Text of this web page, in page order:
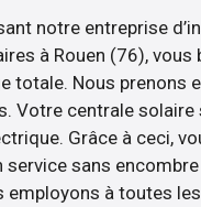
notre entreprise
à Rouen (76), vous
totale. Nous prenons
Votre centrale solaire
Grâce à ceci,
service sans
employons à toutes